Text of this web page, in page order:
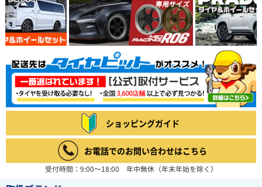
ショッピングガイド
お電話でのお問い合わせはこちら
受付時間：9:00～18:00 年中無休（年末年始を除く）